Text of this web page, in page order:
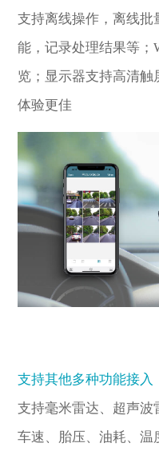
支持离线操作，离线批
能，记录处理结果等；
览；显示器支持高清
体验更佳
支持其他多种功能接入
支持毫米雷达、超声波
车速、胎压、油耗、温